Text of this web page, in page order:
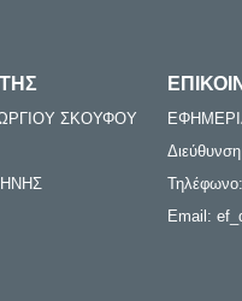
ΣΚΟΥΦΟΥ
Email: